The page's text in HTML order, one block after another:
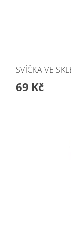
SVÍČKA VE
69 Kč